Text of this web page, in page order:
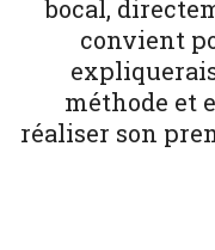
bocal,
convient
méthode et
réaliser son